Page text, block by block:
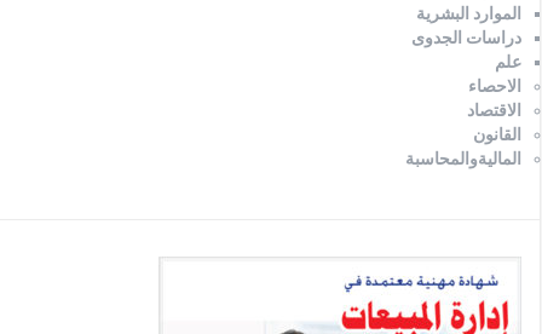
الموارد البشرية
دراسات الجدوى
علم
الاحصاء
الاقتصاد
القانون
الماليةوالمحاسبة